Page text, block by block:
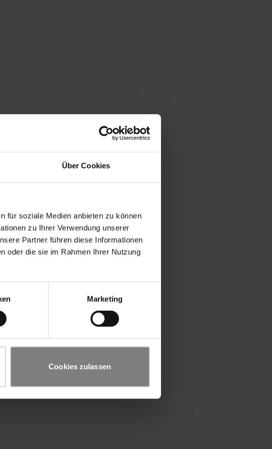
Über Cookies
für soziale Medien anbieten zu können
zu Ihrer Verwendung unserer
Partner führen diese Informationen
oder die sie im Rahmen Ihrer Nutzung
Marketing
Cookies zulassen